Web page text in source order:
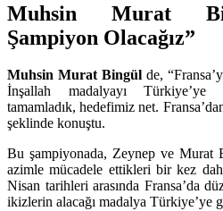
Muhsin Murat
Şampiyon Olacağız”
Muhsin Murat Bingül de,
İnşallah madalyayı Türkiye’ye
tamamladık, hedefimiz net.
şeklinde konuştu.
Bu şampiyonada, Zeynep ve Murat
azimle mücadele ettikleri bir kez
Nisan tarihleri arasında Fransa’da
ikizlerin alacağı madalya Türkiye’ye